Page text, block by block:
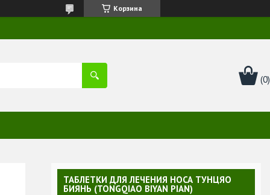
Корзина
ТАБЛЕТКИ ДЛЯ ЛЕЧЕНИЯ НОСА ТУНЦЯО
БИЯНЬ (TONGQIAO BIYAN PIAN)